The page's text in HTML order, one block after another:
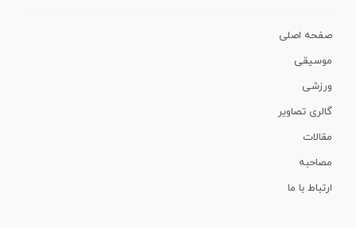
صفحه اصلی
موسیقی
ورزشی
گالری تصاویر
مقالات
مصاحبه
ارتباط با ما